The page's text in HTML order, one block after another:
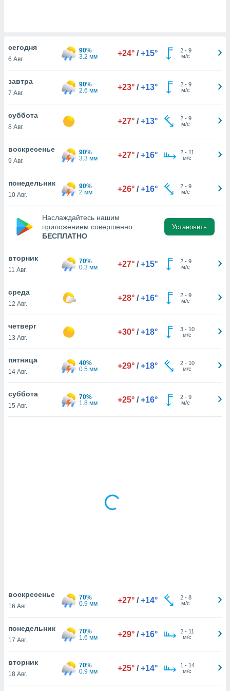
рекламу
основе.
нашей
cookie
нашего
ВЫ
нашим
мы
что
сайту,
cookie
или
и
cегодня
6 Авг.
90%
3.2 мм
+24° / +15° 2- 9
м/с
завтра
7 Авг.
90%
2.6 мм
+23° / +13° 2- 9
м/с
суббота
8 Авг.
+27° / +13° 2- 9
м/с
воскресенье
9 Авг.
90%
3.3 мм
+27° / +16° 2- 11
м/с
понедельник
10 Авг.
90%
2 мм
+26° / +16° 2- 9
м/с
Наслаждайтесь нашим
приложением совершенно
БЕСПЛАТНО
Установить
вторник
11 Авг.
70%
0.3 мм
+27° / +15° 2- 9
м/с
среда
12 Авг.
+28° / +16° 2- 9
м/с
четверг
13 Авг.
+30° / +18° 3- 10
м/с
пятница
14 Авг.
40%
0.5 мм
+29° / +18° 2- 10
м/с
суббота
15 Авг.
70%
1.8 мм
+25° / +16° 2- 9
м/с
воскресенье
16 Авг.
70%
0.9 мм
+27° / +14° 2- 8
м/с
понедельник
17 Авг.
70%
1.6 мм
+29° / +16° 2- 11
м/с
вторник
18 Авг.
70%
0.9 мм
+25° / +14° 1 - 14
м/с